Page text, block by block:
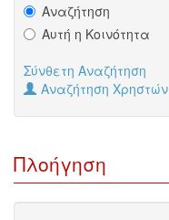
Αναζήτηση
Αυτή η Κοινότητα
Σύνθετη Αναζήτηση
Αναζήτηση Χρηστών
Πλοήγηση